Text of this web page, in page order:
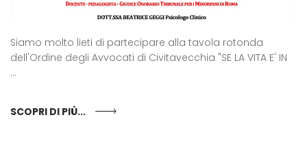
Siamo molto lieti di partecipare alla tavola rotonda
dell'Ordine degli Avvocati di Civitavecchia "SE LA VITA E' IN
...
SCOPRI DI PIÙ...